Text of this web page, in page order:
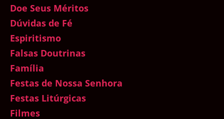
Doe Seus Méritos
Dúvidas de Fé
Espiritismo
Falsas Doutrinas
Família
Festas de Nossa Senhora
Festas Litúrgicas
Filmes